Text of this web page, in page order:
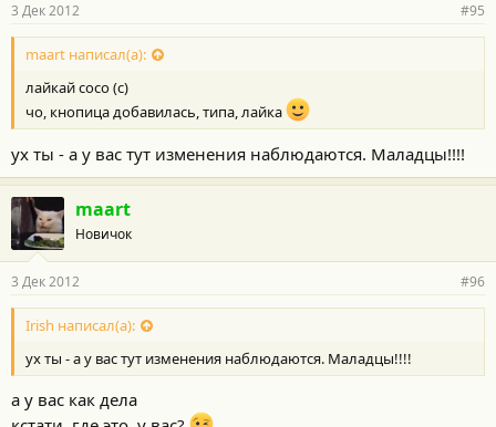
н
о
с
и
:
3 Дек 2012 #95
maart написал(а):
лайкай сосо (с)
чо, кнопица добавилась, типа, лайка
ух ты - а у вас тут изменения наблюдаются. Маладцы!!!!
maart
Новичок
3 Дек 2012 #96
Irish написал(а):
ух ты - а у вас тут изменения наблюдаются. Маладцы!!!!
а у вас как дела